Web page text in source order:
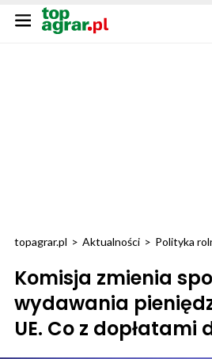
topagrar.pl > Aktualności > Polityka
Komisja zmienia
wydawania
UE. Co z dopłatami